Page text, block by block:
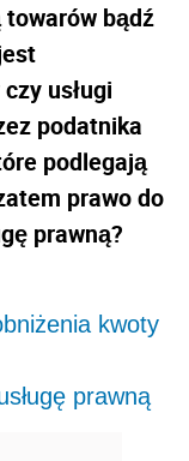
bądź
usługi
podatnika
podlegają
prawo do
prawną?
kwoty
prawną